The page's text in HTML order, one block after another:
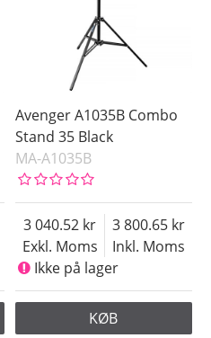
Avenger A1035B Combo
Stand 35 Black
MA-A1035B
Exkl. Moms
3 040.52
Inkl. Moms
3 800.65
Ikke på lager
KØB